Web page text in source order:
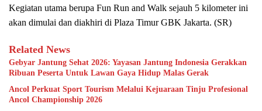
Kegiatan utama berupa Fun Run and Walk sejauh 5 kilometer ini
akan dimulai dan diakhiri di Plaza Timur GBK Jakarta. (SR)
Related News
Gebyar Jantung Sehat 2026: Yayasan Jantung Indonesia Gerakkan
Ribuan Peserta Untuk Lawan Gaya Hidup Malas Gerak
Ancol Perkuat Sport Tourism Melalui Kejuaraan Tinju Profesional
Ancol Championship 2026